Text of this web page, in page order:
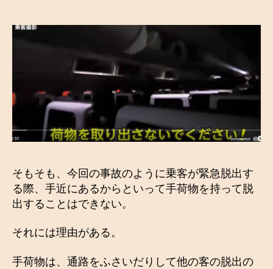
そもそも、今回の事故のように乗客が緊急脱出す
る際、手近にあるからといって手荷物を持って脱
出することはできない。
それには理由がある。
手荷物は、通路をふさいだりして他の客の脱出の